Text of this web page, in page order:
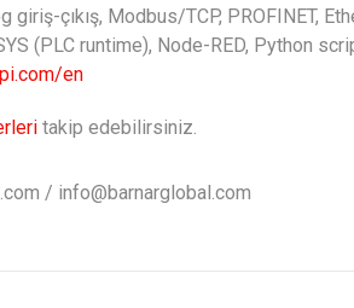
giriş-çıkış, Modbus/TCP, PROFINET,
(PLC runtime), Node-RED, Python
en
takip edebilirsiniz.
/ info@barnarglobal.com